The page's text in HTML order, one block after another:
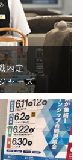
内定
ャーズ